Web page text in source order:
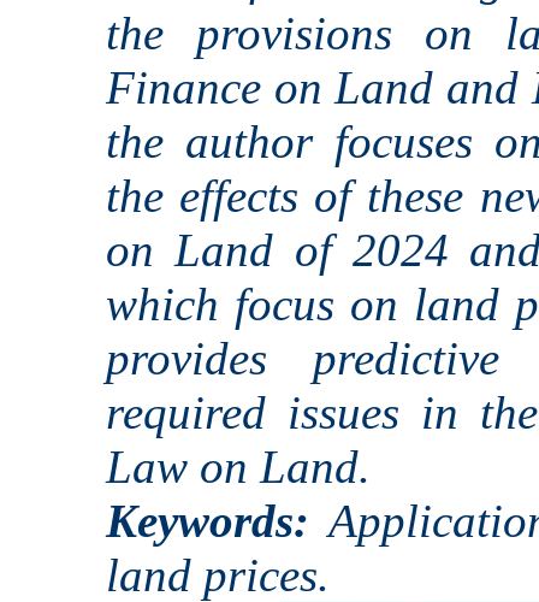
the provisions on
Finance on Land
the author focuses
the effects of these
on Land of 2024
which focus on land
provides predictive
required issues in
Law on Land.
Keywords:
land prices.